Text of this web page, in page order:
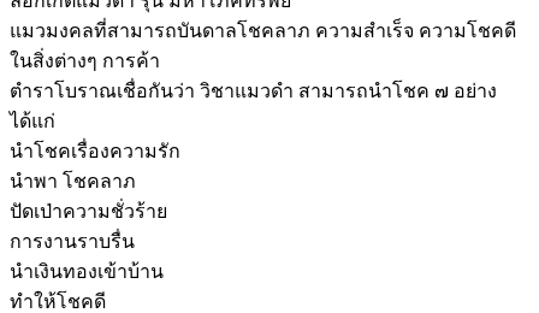
แมวมงคลที่สามารถบันดาลโชคลาภ ความสำเร็จ ความโชคดี
ในสิ่งต่างๆ การค้า
ตำราโบราณเชื่อกันว่า วิชาแมวดำ สามารถนำโชค ๗ อย่าง
ได้แก่
นำโชคเรื่องความรัก
นำพา โชคลาภ
ปัดเป่าความชั่วร้าย
การงานราบรื่น
นำเงินทองเข้าบ้าน
ทำให้โชคดี